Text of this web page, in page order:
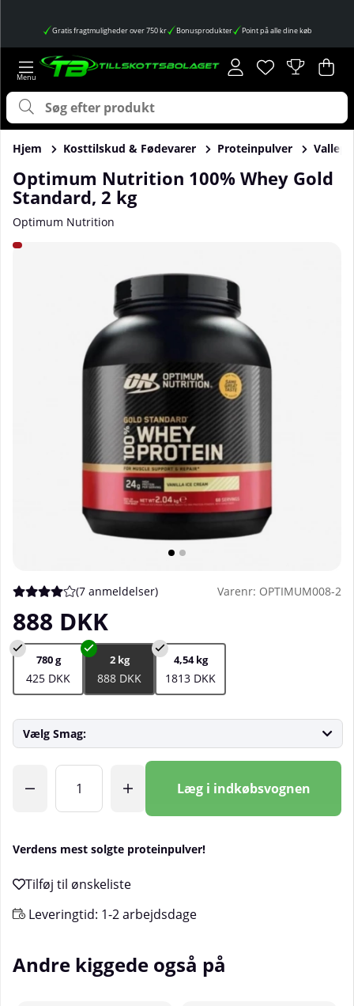
Gratis fragtmuligheder over 750 kr Bonusprodukter Point på alle dine køb
Ønskeliste
Antal på
. .
Hjem Kosttilskud & Fødevarer Proteinpulver
Optimum Nutrition 100% Whey Gold
Standard, 2 kg
Optimum Nutrition
Produktbilleder Optimum Nutrition 100% Whey Gold
Gennemsnitlig vurdering 4 ud af 5 Antal vurderinger 7
(7 anmeldelser) Varenr: OPTIMUM008-2
888 DKK
780 g
425 DKK
2 kg
888 DKK
4,54 kg
1813 DKK
Vælg Smag:
Læg i indkøbsvognen
Verdens mest solgte proteinpulver!
Leveringtid: 1-2 arbejdsdage
Andre kiggede også på